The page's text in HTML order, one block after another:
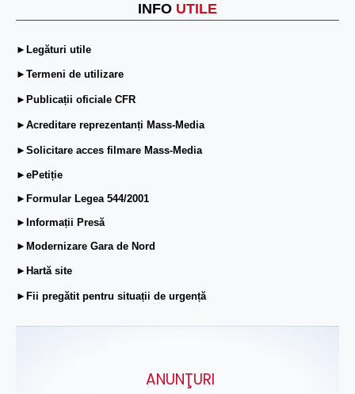
INFO UTILE
►Legături utile
►Termeni de utilizare
►Publicații oficiale CFR
►Acreditare reprezentanți Mass-Media
►Solicitare acces filmare Mass-Media
►ePetiție
►Formular Legea 544/2001
►Informații Presă
►Modernizare Gara de Nord
►Hartă site
►Fii pregătit pentru situații de urgență
ANUNŢURI